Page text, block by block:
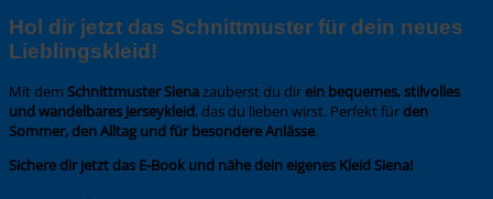
Hol dir jetzt das Schnittmuster für dein neues
Lieblingskleid!
Mit dem Schnittmuster Sienazauberst du direin bequemes, stilvolles
und wandelbares Jerseykleid, das du lieben wirst. Perfekt fürden
Sommer, den Alltag und für besondere Anlässe.
Sichere dir jetzt das E-Book und nähe dein eigenes Kleid Siena!